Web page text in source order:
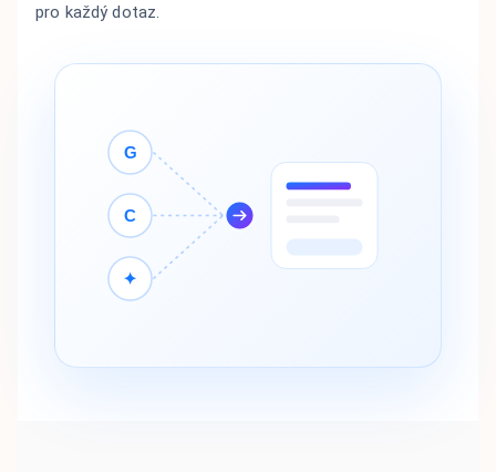
pro každý dotaz.
G
C
✦